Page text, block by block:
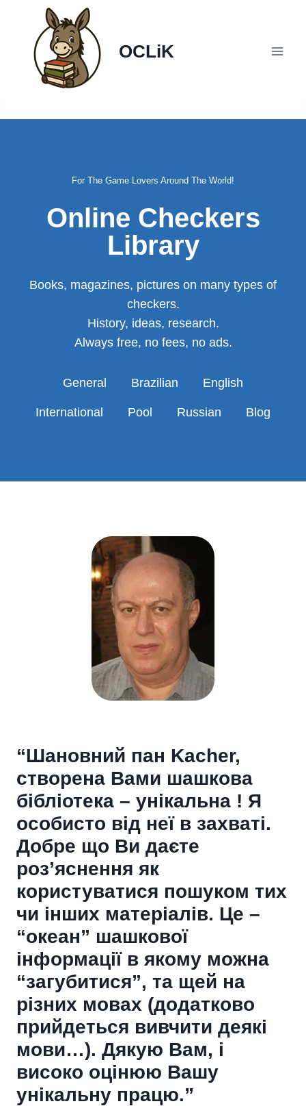
content
OCLiK
For The Game Lovers Around The World!
Online Checkers
Library
Books, magazines, pictures on many types of
checkers.
History, ideas, research.
Always free, no fees, no ads.
General Brazilian English
International Pool Russian Blog
“Шановний пан Kacher,
створена Вами шашкова
бібліотека – унікальна ! Я
особисто від неї в захваті.
Добре що Ви даєте
роз’яснення як
користуватися пошуком тих
чи інших матеріалів. Це –
“океан” шашкової
інформації в якому можна
“загубитися”, та щей на
різних мовах (додатково
прийдеться вивчити деякі
мови…). Дякую Вам, і
високо оцінюю Вашу
унікальну працю.”